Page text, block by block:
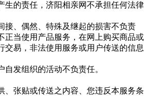
生的责任，济阳相亲网不承担任何法律
接、偶然、特殊及继起的损害不负责
正当使用产品服务，在网上购买商品或
交易，非法使用服务或用户传送的信息
自发组织的活动不负责任。
、张贴或传送之内容、您违反本服务条